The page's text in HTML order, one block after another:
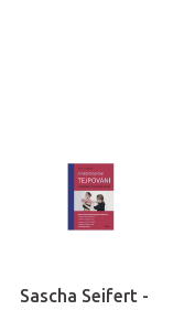
Sascha Seifert -